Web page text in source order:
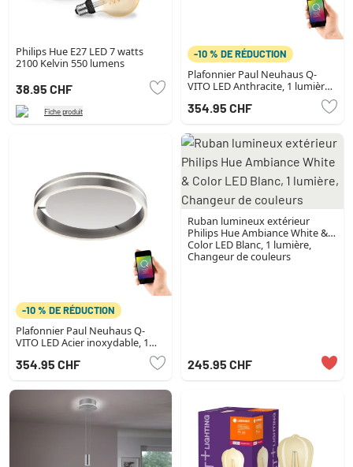
Philips Hue E27 LED 7 watts
2100 Kelvin 550 lumens
38.95 CHF
Fiche produit
-10 % DE RÉDUCTION
Plafonnier Paul Neuhaus Q-
VITO LED Anthracite, 1 lumière,
354.95 CHF
-10 % DE RÉDUCTION
Plafonnier Paul Neuhaus Q-
VITO LED Acier inoxydable, 1
354.95 CHF
Ruban lumineux extérieur
Philips Hue Ambiance White &
Color LED Blanc, 1 lumière,
Changeur de couleurs
245.95 CHF